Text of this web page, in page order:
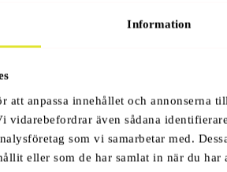
Information
att anpassa innehållet och annonserna
vidarebefordrar även sådana
som vi samarbetar med.
eller som de har samlat in när du har